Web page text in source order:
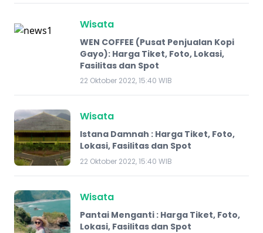
Wisata
WEN COFFEE (Pusat Penjualan Kopi
Gayo): Harga Tiket, Foto, Lokasi,
Fasilitas dan Spot
22 Oktober 2022, 15:40 WIB
Wisata
Istana Damnah : Harga Tiket, Foto,
Lokasi, Fasilitas dan Spot
22 Oktober 2022, 15:40 WIB
Wisata
Pantai Menganti : Harga Tiket, Foto,
Lokasi, Fasilitas dan Spot